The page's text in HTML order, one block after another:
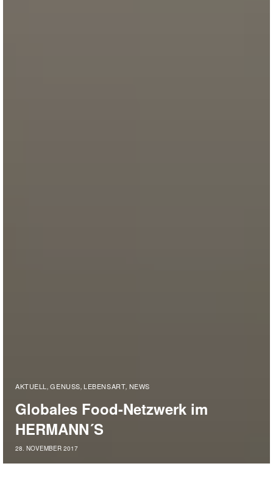
AKTUELL , GENUSS, LEBENSART, NEWS
Globales Food-Netzwerk im
HERMANN´S
28. NOVEMBER 2017